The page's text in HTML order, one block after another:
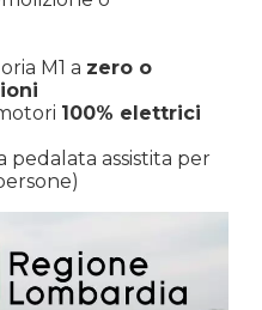
M1 a zero o
100% elettrici
pedalata assistita per